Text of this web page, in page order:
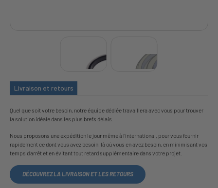
Livraison et retours
Quel que soit votre besoin, notre équipe dédiée travaillera avec vous pour trouver
la solution idéale dans les plus brefs délais.
Nous proposons une expédition le jour même à l'international, pour vous fournir
rapidement ce dont vous avez besoin, là où vous en avez besoin, en minimisant vos
temps d'arrêt et en évitant tout retard supplémentaire dans votre projet.
DÉCOUVREZ LA LIVRAISON ET LES RETOURS